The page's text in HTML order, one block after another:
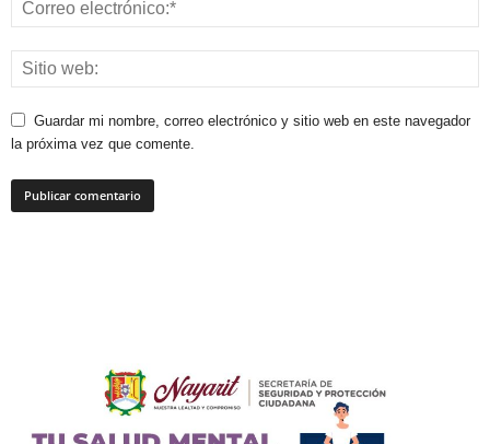
Guardar mi nombre, correo electrónico y sitio web en este navegador
la próxima vez que comente.